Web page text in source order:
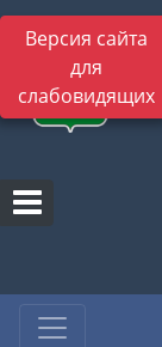
Версия сайта
для
слабовидящих